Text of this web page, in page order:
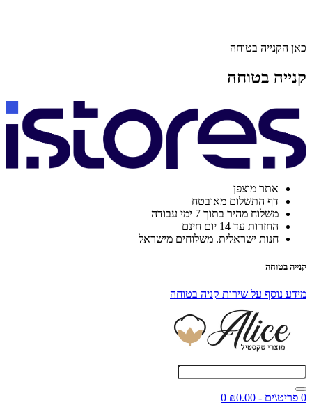
כאן הקנייה בטוחה
קנייה בטוחה
אתר מוצפן
דף התשלום מאובטח
משלוח מהיר בתוך 7 ימי עבודה
החזרות עד 14 יום חינם
חנות ישראלית. משלוחים מישראל
קנייה בטוחה
מידע נוסף על שירות קניה בטוחה
0 פריט\ים - ₪0.00
0